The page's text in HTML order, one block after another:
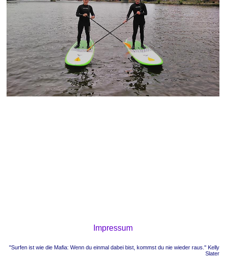
Impressum
"Surfen ist wie die Mafia: Wenn du einmal dabei bist, kommst du nie wieder raus." Kelly
Slater